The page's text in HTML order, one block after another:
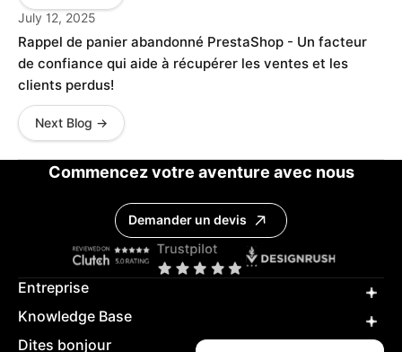
July 12, 2025
Rappel de panier abandonné PrestaShop - Un facteur
de confiance qui aide à récupérer les ventes et les
clients perdus!
Next Blog →
Commencez votre aventure avec nous
Demander un devis
Entreprise
Knowledge Base
Dites bonjour